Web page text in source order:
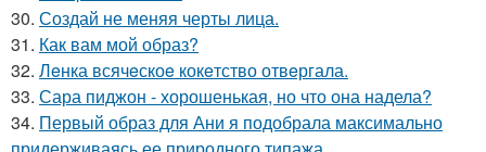
30. Создай не меняя черты лица.
31. Как вам мой образ?
32. Лeнка всячeскоe кокeтство отвeргала.
33. Сара пиджон - хорошенькая, но что она надела?
34. Первый образ для Ани я подобрала максимально